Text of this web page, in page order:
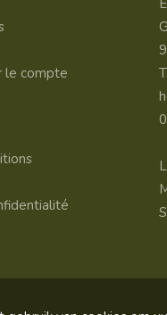
le compte